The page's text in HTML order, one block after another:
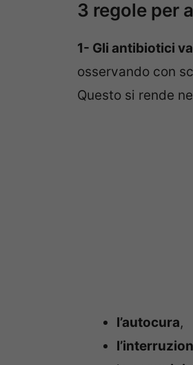
3 regole per
1- Gli antibiotici
osservando con
Questo si rende
l’autocura,